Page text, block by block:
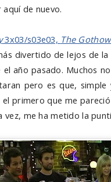
de nuevo.
3x03/s03e03, The
divertido de lejos de
año pasado. Muchos
pero es que,
el primero que me
me ha metido la